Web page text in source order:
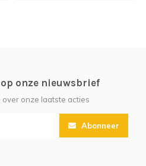
onze nieuwsbrief
over onze laatste acties
Abonneer